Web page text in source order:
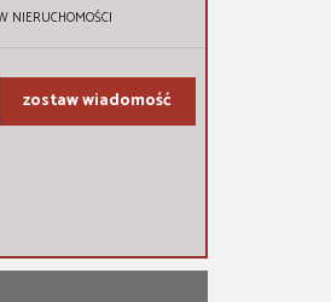
NIERUCHOMOŚCI
zostaw wiadomość